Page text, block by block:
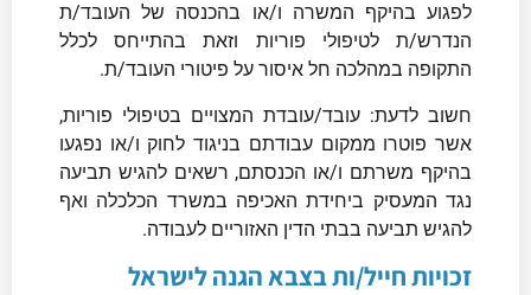
לפגוע בהיקף המשרה ו/או בהכנסה של העובד/ת
הנדרש/ת לטיפולי פוריות וזאת בהתייחס לכלל
התקופה במהלכה חל איסור על פיטורי העובד/ת.
חשוב לדעת: עובד/עובדת המצויים בטיפולי פוריות,
אשר פוטרו ממקום עבודתם בניגוד לחוק ו/או נפגעו
בהיקף משרתם ו/או הכנסתם, רשאים להגיש תביעה
נגד המעסיק ביחידת האכיפה במשרד הכלכלה ואף
להגיש תביעה בבתי הדין האזוריים לעבודה.
זכויות חייל/ות בצבא הגנה לישראל